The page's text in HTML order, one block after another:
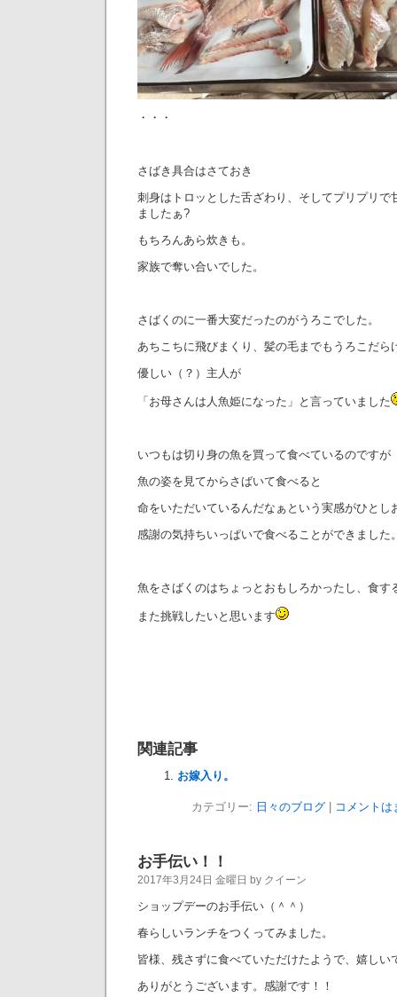
・・・
さばき具合はさておき
刺身はトロッとした舌ざわり、そしてプリプリで
ましたぁ?
もちろんあら炊きも。
家族で奪い合いでした。
さばくのに一番大変だったのがうろこでした。
あちこちに飛びまくり、髪の毛までもうろこだら
優しい（？）主人が
「お母さんは人魚姫になった」と言っていました
いつもは切り身の魚を買って食べているのですが
魚の姿を見てからさばいて食べると
命をいただいているんだなぁという実感がひとし
感謝の気持ちいっぱいで食べることができました
魚をさばくのはちょっとおもしろかったし、食す
また挑戦したいと思います
関連記事
お嫁入り。
カテゴリー: 日々のブログ| コメントは
お手伝い！！
2017年3月24日 金曜日 by クイーン
ショップデーのお手伝い（＾＾）
春らしいランチをつくってみました。
皆様、残さずに食べていただけたようで、嬉しい
ありがとうございます。感謝です！！